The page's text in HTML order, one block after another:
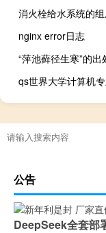
消火栓给水系统的
nginx error日志
“萍池藓径生寒”的出
qs世界大学计算机
公告
DeepSeek全套部